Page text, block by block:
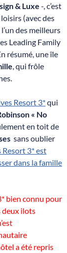
& Luxe -, c’est
(avec des
des meilleurs
Leading Family
résumé, une île
, qui frôle
Resort 3*qui
« No
en toit de
sans oublier
3* est
dans la famille
bien connu pour
deux ilots
a été repris